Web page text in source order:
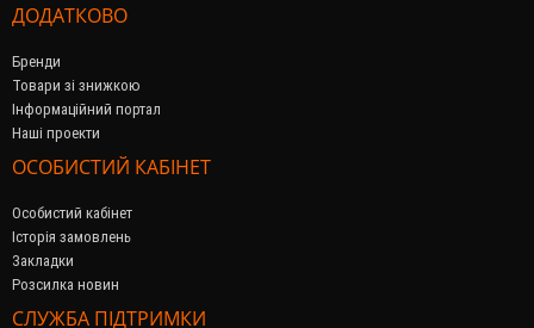
ДОДАТКОВО
Бренди
Товари зі знижкою
Інформаційний портал
Наші проекти
ОСОБИСТИЙ КАБІНЕТ
Особистий кабінет
Історія замовлень
Закладки
Розсилка новин
СЛУЖБА ПІДТРИМКИ